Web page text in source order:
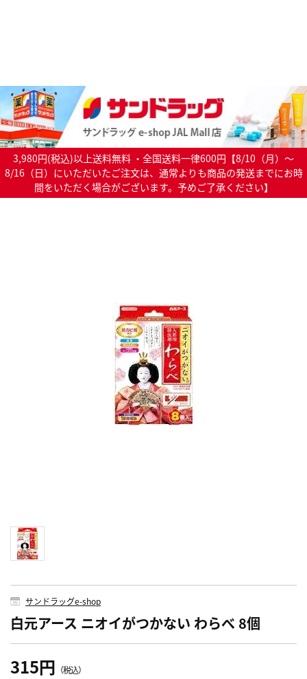
3,980円(税込)以上送料無料 ・全国送料一律600円【8/10（月）～
8/16（日）にいただいたご注文は、通常よりも商品の発送までにお時
間をいただく場合がございます。予めご了承ください】
サンドラッグe-shop
白元アース ニオイがつかない わらべ 8個
315円 （税込）